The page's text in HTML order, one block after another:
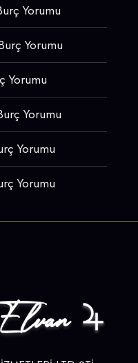
Yorumu
Yorumu
Yorumu
Yorumu
Yorumu
Yorumu